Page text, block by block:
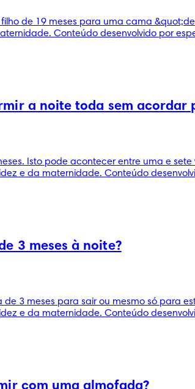
de 19 meses para uma cama
Conteúdo desenvolvido por
a noite toda sem acordar
Isto pode acontecer entre uma e
e da maternidade. Conteúdo
3 meses à noite?
3 meses para sair ou mesmo só para
e da maternidade. Conteúdo